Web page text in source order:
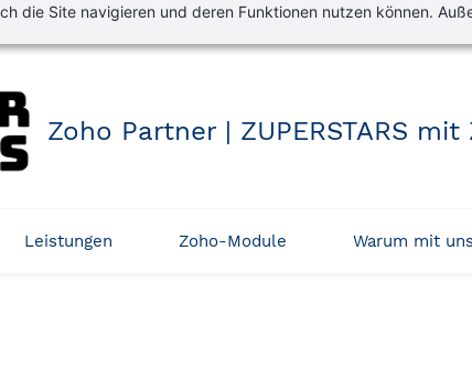
die Site navigieren und deren Funktionen nutzen können.
Zoho Partner | ZUPERSTARS mit
Leistungen Zoho-Module Warum mit uns